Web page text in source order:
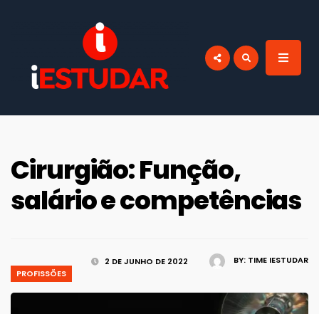
Cirurgião: Função,
salário e competências
BY: TIME IESTUDAR
2 DE JUNHO DE 2022
PROFISSÕES